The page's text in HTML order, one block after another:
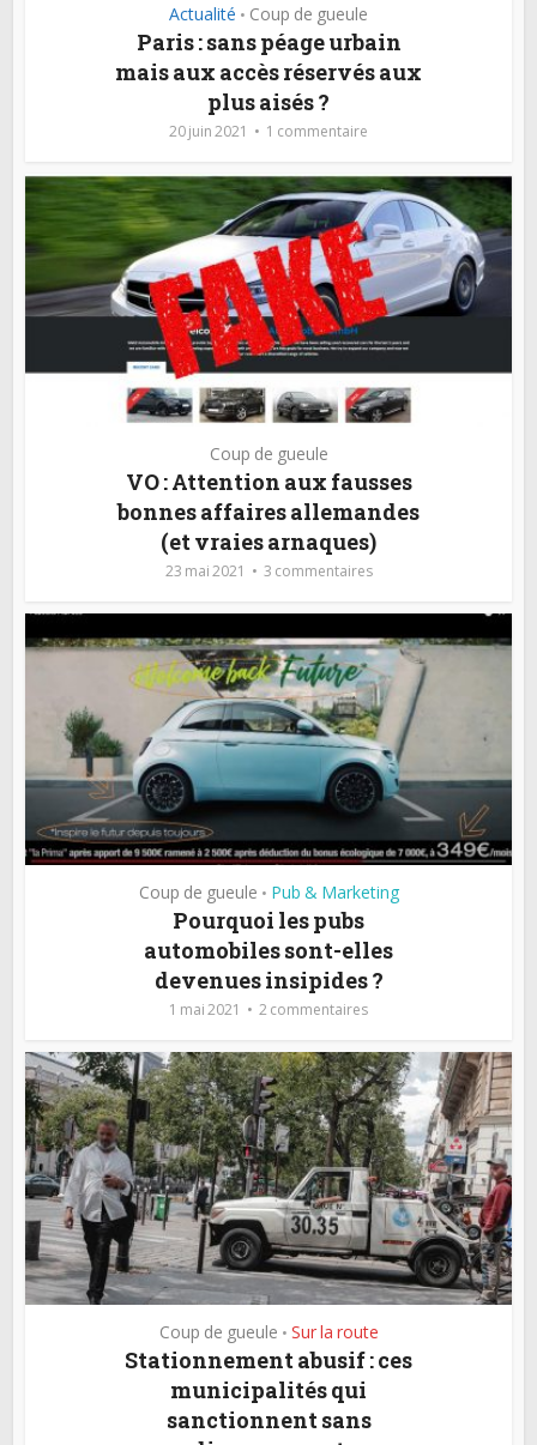
Actualité • Coup de gueule
Paris : sans péage urbain
mais aux accès réservés aux
plus aisés ?
20 juin 2021 1 commentaire
Coup de gueule
VO : Attention aux fausses
bonnes affaires allemandes
(et vraies arnaques)
23 mai 2021 3 commentaires
Coup de gueule • Pub & Marketing
Pourquoi les pubs
automobiles sont-elles
devenues insipides ?
1 mai 2021 2 commentaires
Coup de gueule • Sur la route
Stationnement abusif : ces
municipalités qui
sanctionnent sans